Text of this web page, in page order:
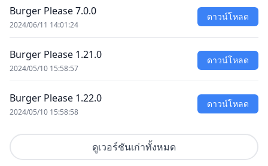
Burger Please 7.0.0
2024/06/11 14:01:24
ดาวน์โหลด
Burger Please 1.21.0
2024/05/10 15:58:57
ดาวน์โหลด
Burger Please 1.22.0
2024/05/10 15:58:58
ดาวน์โหลด
ดูเวอร์ชันเก่าทั้งหมด